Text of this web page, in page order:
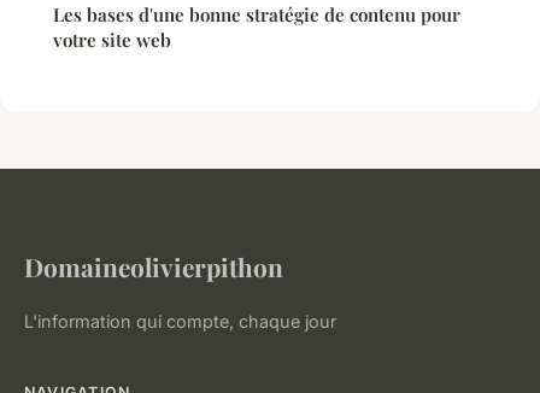
Les bases d'une bonne stratégie de contenu pour
votre site web
Domaineolivierpithon
L'information qui compte, chaque jour